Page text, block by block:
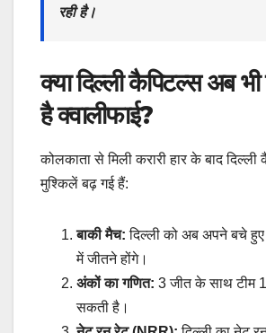
रही है।
क्या दिल्ली कैपिटल्स अब
है क्वालीफाई?
​कोलकाता से मिली करारी हार के बाद
मुश्किलें बढ़ गई हैं:
बाकी मैच: दिल्ली को अब अपने बचे
में जीतने होंगे।
अंकों का गणित: 3 जीत के साथ टीम
सकती है।